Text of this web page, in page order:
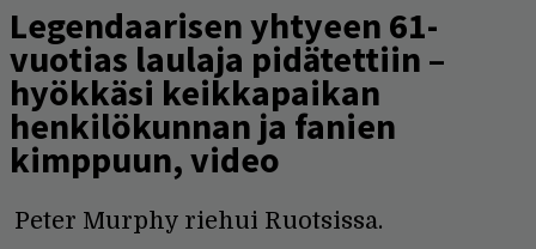
Legendaarisen yhtyeen 61-
vuotias laulaja pidätettiin –
hyökkäsi keikkapaikan
henkilökunnan ja fanien
kimppuun, video
Peter Murphy riehui Ruotsissa.